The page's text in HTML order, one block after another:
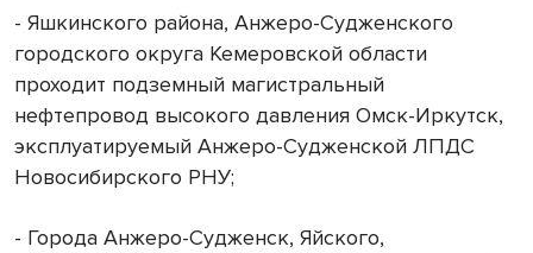
- Яшкинского района, Анжеро-Судженского
городского округа Кемеровской области
проходит подземный магистральный
нефтепровод высокого давления Омск-Иркутск,
эксплуатируемый Анжеро-Судженской ЛПДС
Новосибирского РНУ;
- Города Анжеро-Судженск, Яйского,